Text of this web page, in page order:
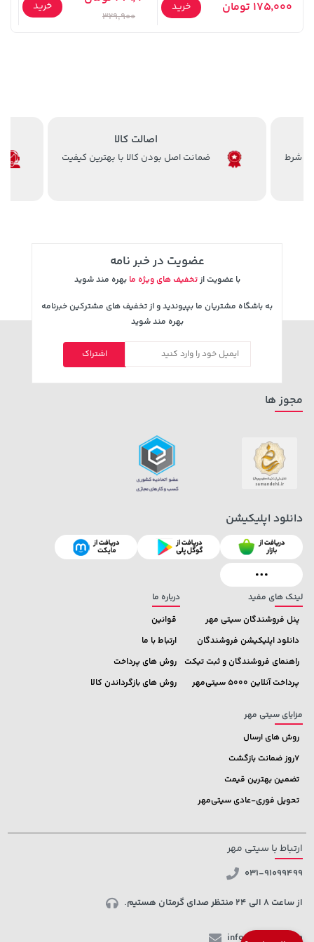
22,880,000 تومان
175,000 تومان خرید
329,900
خرید
اصالت کالا
ضمانت اصل بودن کالا با بهترین کیفیت
عضویت در خبر نامه
با عضویت ازتخفیف های ویژه ما بهره مند شوید
به باشگاه مشتریان ما بپیوندید و از تخفیف های مشترکین خبرنامه
بهره مند شوید
اشتراک
لینک های مفید
پنل فروشندگان سیتی مهر
دانلود اپلیکیشن فروشندگان
راهنمای فروشندگان و ثبت تیکت
پرداخت آنلاین 5000 سیتی‌مهر
درباره ما
قوانین
ارتباط با ما
روش های پرداخت
روش های بازگرداندن کالا
مزایای سیتی مهر
روش های ارسال
7روز ضمانت بازگشت
تضمین بهترین قیمت
تحویل فوری-عادی سیتی‌مهر
مجوز ها
دانلود اپلیکیشن
ارتباط با سیتی مهر
031-91099499
از ساعت 8 الی 24 منتظر صدای گرمتان هستیم.
info@ctmehr.com